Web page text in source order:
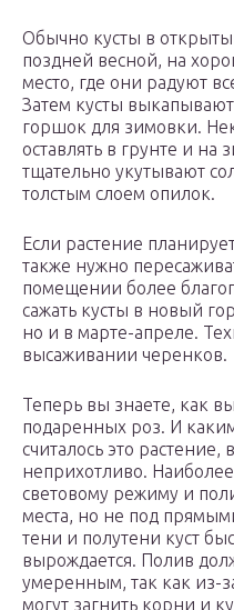
Обычно кусты в
поздней весной, на
место, где они радуют
Затем кусты
горшок для зимовки.
оставлять в грунте и на
тщательно укутывают
толстым слоем опилок.
Если растение
также нужно
помещении более
сажать кусты в новый
но и в марте-апреле.
высаживании черенков.
Теперь вы знаете, как
подаренных роз. И
считалось это растение,
неприхотливо.
световому режиму и
места, но не под
тени и полутени куст
вырождается. Полив
умеренным, так как из-
могут загнить корни и